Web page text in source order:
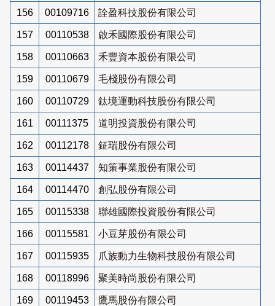
156 00109716 詮盈科技股份有限公司
157 00110538 啟禾國際股份有限公司
158 00110663 禾豐資本股份有限公司
159 00110679 毛棧股份有限公司
160 00110729 鈦境運動科技股份有限公司
161 00111375 道明投資股份有限公司
162 00112178 鉦瑞股份有限公司
163 00114437 知策事業股份有限公司
164 00114470 創弘股份有限公司
165 00115338 聯雄國際投資股份有限公司
166 00115581 小豆芽股份有限公司
167 00115935 爪族動力生物科技股份有限公司
168 00118996 聚美時尚股份有限公司
169 00119453 鷹馬股份有限公司